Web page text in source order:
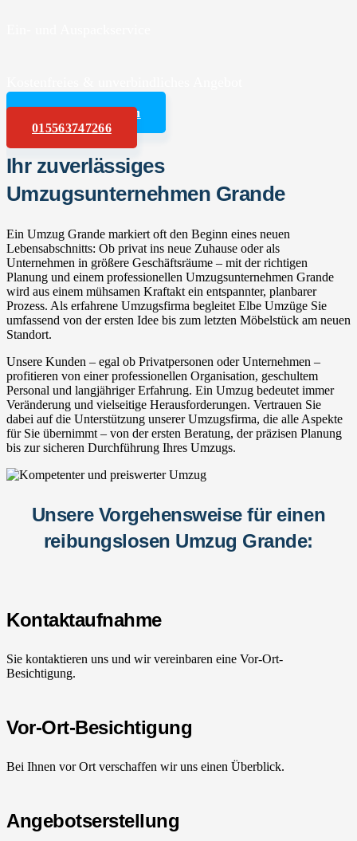
Angebot anfordern
015563747266
Ihr zuverlässiges
Umzugsunternehmen Grande
Ein Umzug Grande markiert oft den Beginn eines neuen
Lebensabschnitts: Ob privat ins neue Zuhause oder als
Unternehmen in größere Geschäftsräume – mit der richtigen
Planung und einem professionellen Umzugsunternehmen Grande
wird aus einem mühsamen Kraftakt ein entspannter, planbarer
Prozess. Als erfahrene Umzugsfirma begleitet Elbe Umzüge Sie
umfassend von der ersten Idee bis zum letzten Möbelstück am neuen
Standort.
Unsere Kunden – egal ob Privatpersonen oder Unternehmen –
profitieren von einer professionellen Organisation, geschultem
Personal und langjähriger Erfahrung. Ein Umzug bedeutet immer
Veränderung und vielseitige Herausforderungen. Vertrauen Sie
dabei auf die Unterstützung unserer Umzugsfirma, die alle Aspekte
für Sie übernimmt – von der ersten Beratung, der präzisen Planung
bis zur sicheren Durchführung Ihres Umzugs.
Unsere Vorgehensweise für einen
reibungslosen Umzug Grande:
Kontaktaufnahme
Sie kontaktieren uns und wir vereinbaren eine Vor-Ort-
Besichtigung.
Vor-Ort-Besichtigung
Bei Ihnen vor Ort verschaffen wir uns einen Überblick.
Angebotserstellung